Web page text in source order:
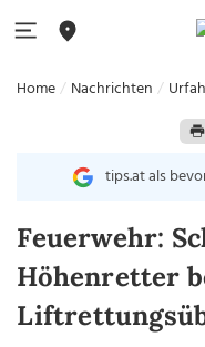
Home Nachrichten
tips.at als
Feuerwehr:
Höhenretter